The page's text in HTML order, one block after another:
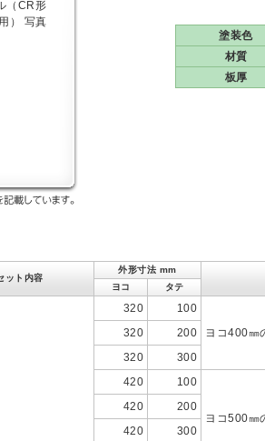
塗装色
材質
板厚
ット内容
外形寸法 mm
ヨコ
タテ
320
100
ヨコ400㎜
320 200
320 300
420 100
ヨコ500㎜
420 200
420 300